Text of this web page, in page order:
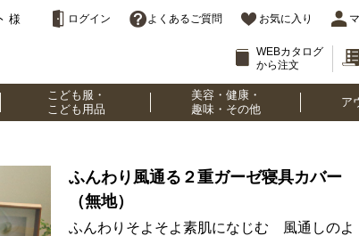
様 ログイン よくあるご質問 お気に入り
WEBカタログ
から注文
こども服・
こども用品
美容・健康・
趣味・その他
ア
ふんわり風通る２重ガーゼ寝具カバー
（無地）
ふんわりそよそよ素肌になじむ 風通しのよ